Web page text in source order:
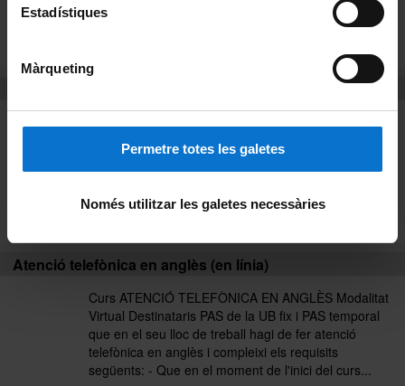
Estadístiques
Màrqueting
Permetre totes les galetes
Només utilitzar les galetes necessàries
Idiomes
Virtual Destinataris PAS de la UB fix i PAS temporal
que en el seu lloc de treball hagi de fer atenció
telefònica en anglès i compleixi els requisits
següents: - Que en el moment de l'inici del curs...
Atenció telefònica en anglès (en línia)
Curs ATENCIÓ TELEFÒNICA EN ANGLÈS Modalitat
Virtual Destinataris PAS de la UB fix i PAS temporal
que en el seu lloc de treball hagi de fer atenció
telefònica en anglès i compleixi els requisits
següents: - Que en el moment de l'inici del curs...